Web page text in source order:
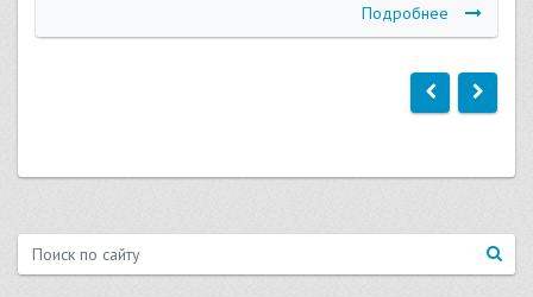
Подробнее